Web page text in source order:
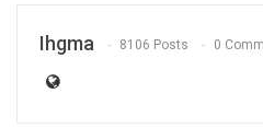
Ihgma 8106 Posts 0